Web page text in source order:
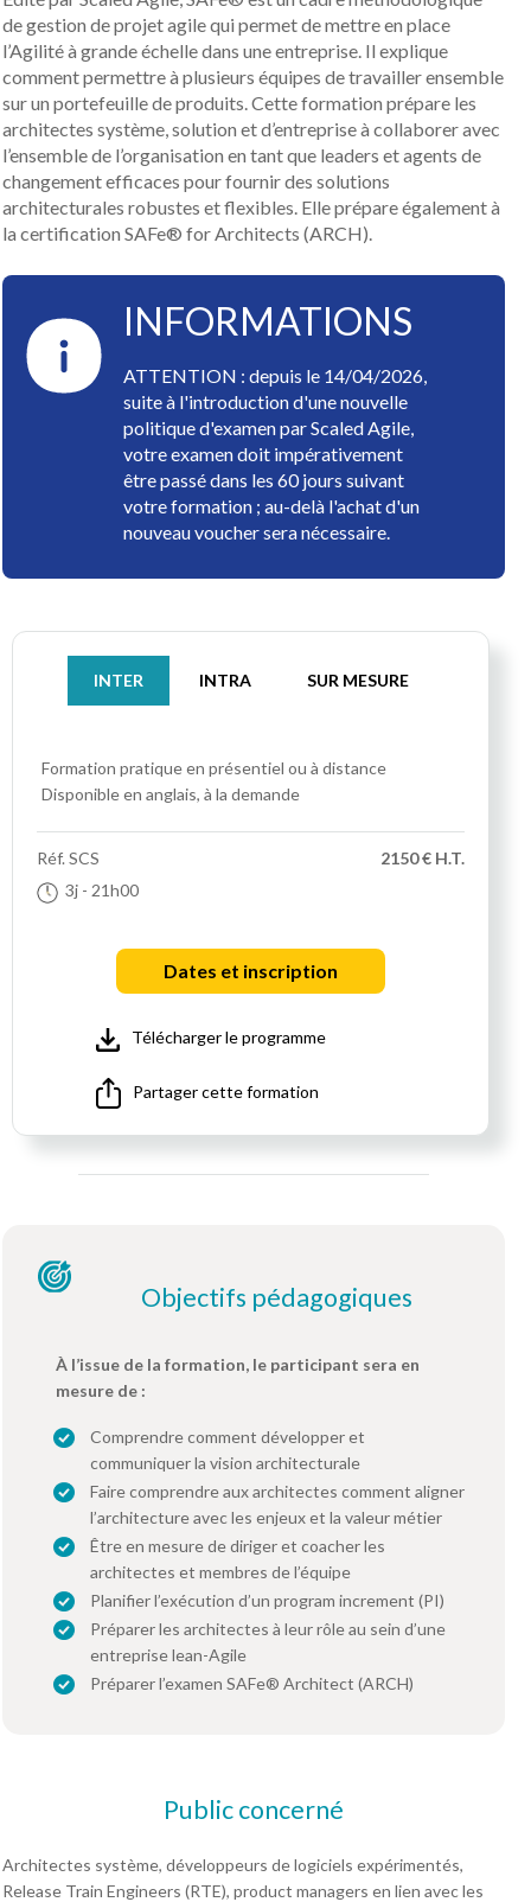
de gestion de projet agile qui permet de mettre en place
l’Agilité à grande échelle dans une entreprise. Il explique
comment permettre à plusieurs équipes de travailler ensemble
sur un portefeuille de produits. Cette formation prépare les
architectes système, solution et d’entreprise à collaborer avec
l’ensemble de l’organisation en tant que leaders et agents de
changement efficaces pour fournir des solutions
architecturales robustes et flexibles. Elle prépare également à
la certification SAFe® for Architects (ARCH).
INFORMATIONS
ATTENTION : depuis le 14/04/2026,
suite à l'introduction d'une nouvelle
politique d'examen par Scaled Agile,
votre examen doit impérativement
être passé dans les 60 jours suivant
votre formation ; au-delà l'achat d'un
nouveau voucher sera nécessaire.
INTER INTRA SUR MESURE
Formation pratique en présentiel ou à distance
Disponible en anglais, à la demande
Réf.SCS
3j - 21h00
2150 € H.T.
Dates et inscription
Télécharger le programme
Partager cette formation
Objectifs pédagogiques
À l’issue de la formation, le participant sera en
mesure de :
Comprendre comment développer et
communiquer la vision architecturale
Faire comprendre aux architectes comment aligner
l’architecture avec les enjeux et la valeur métier
Être en mesure de diriger et coacher les
architectes et membres de l’équipe
Planifier l’exécution d’un program increment (PI)
Préparer les architectes à leur rôle au sein d’une
entreprise lean-Agile
Préparer l’examen SAFe® Architect (ARCH)
Public concerné
Architectes système, développeurs de logiciels expérimentés,
Release Train Engineers (RTE), product managers en lien avec les